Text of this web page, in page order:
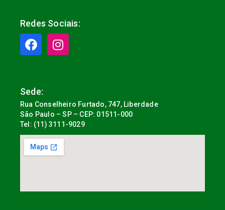
Redes Sociais:
Sede:
Rua Conselheiro Furtado, 747, Liberdade
São Paulo – SP – CEP: 01511-000
Tel: (11) 3111-9029